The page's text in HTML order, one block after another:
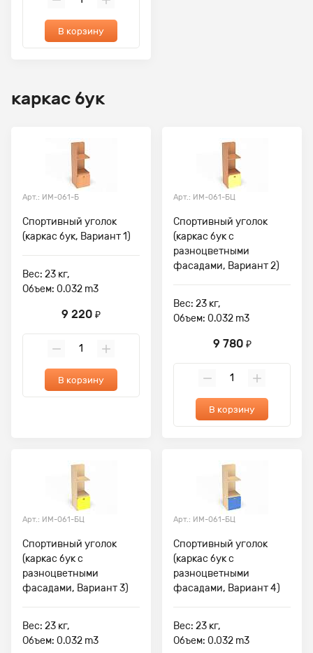
В корзину
каркас бук
Арт.: ИМ-061-Б
Спортивный уголок
(каркас бук, Вариант 1)
Вес: 23 кг,
Объем: 0.032 m3
9 220 ₽
В корзину
Арт.: ИМ-061-БЦ
Спортивный уголок
(каркас бук с
разноцветными
фасадами, Вариант 2)
Вес: 23 кг,
Объем: 0.032 m3
9 780 ₽
В корзину
Арт.: ИМ-061-БЦ
Спортивный уголок
(каркас бук с
разноцветными
фасадами, Вариант 3)
Вес: 23 кг,
Объем: 0.032 m3
Арт.: ИМ-061-БЦ
Спортивный уголок
(каркас бук с
разноцветными
фасадами, Вариант 4)
Вес: 23 кг,
Объем: 0.032 m3